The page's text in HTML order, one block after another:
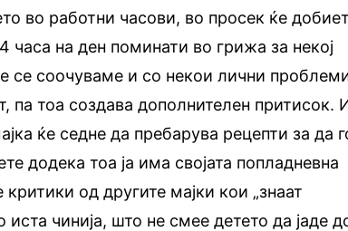
во работни часови, во просек ќе
часа на ден поминати во грижа за некој
се соочуваме и со некои лични
па тоа создава дополнителен притисок.
ќе седне да пребарува рецепти за да
додека тоа ја има својата попладневна
од другите мајки кои „знаат
иста чинија, што не смее детето да јаде